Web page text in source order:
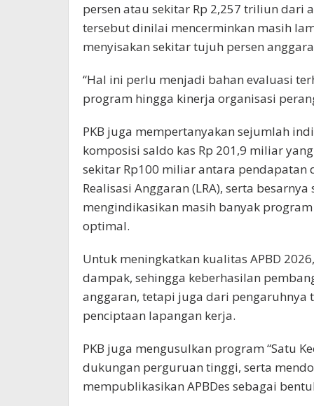
persen atau sekitar Rp 2,257 triliun dari
tersebut dinilai mencerminkan masih
menyisakan sekitar tujuh persen
“Hal ini perlu menjadi bahan evaluasi
program hingga kinerja organisasi
PKB juga mempertanyakan sejumlah
komposisi saldo kas Rp 201,9 miliar
sekitar Rp100 miliar antara pendapatan
Realisasi Anggaran (LRA), serta
mengindikasikan masih banyak
optimal.
Untuk meningkatkan kualitas APBD
dampak, sehingga keberhasilan
anggaran, tetapi juga dari pengaruhnya
penciptaan lapangan kerja.
PKB juga mengusulkan program “Satu
dukungan perguruan tinggi, serta
mempublikasikan APBDes sebagai